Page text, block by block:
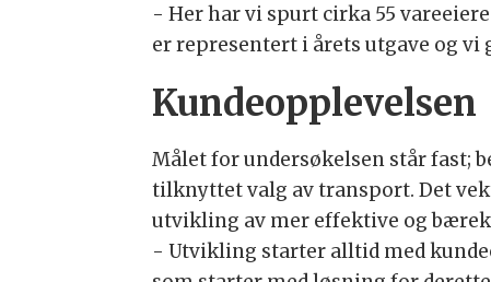
- Her har vi spurt cirka 55
er representert i årets utgave og vi
Kundeopplevelsen
Målet for undersøkelsen står fast;
tilknyttet valg av transport. Det
utvikling av mer effektive og
- Utvikling starter alltid med